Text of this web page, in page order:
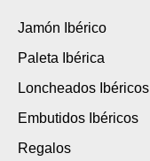
Jamón Ibérico
Paleta Ibérica
Loncheados Ibéricos
Embutidos Ibéricos
Regalos